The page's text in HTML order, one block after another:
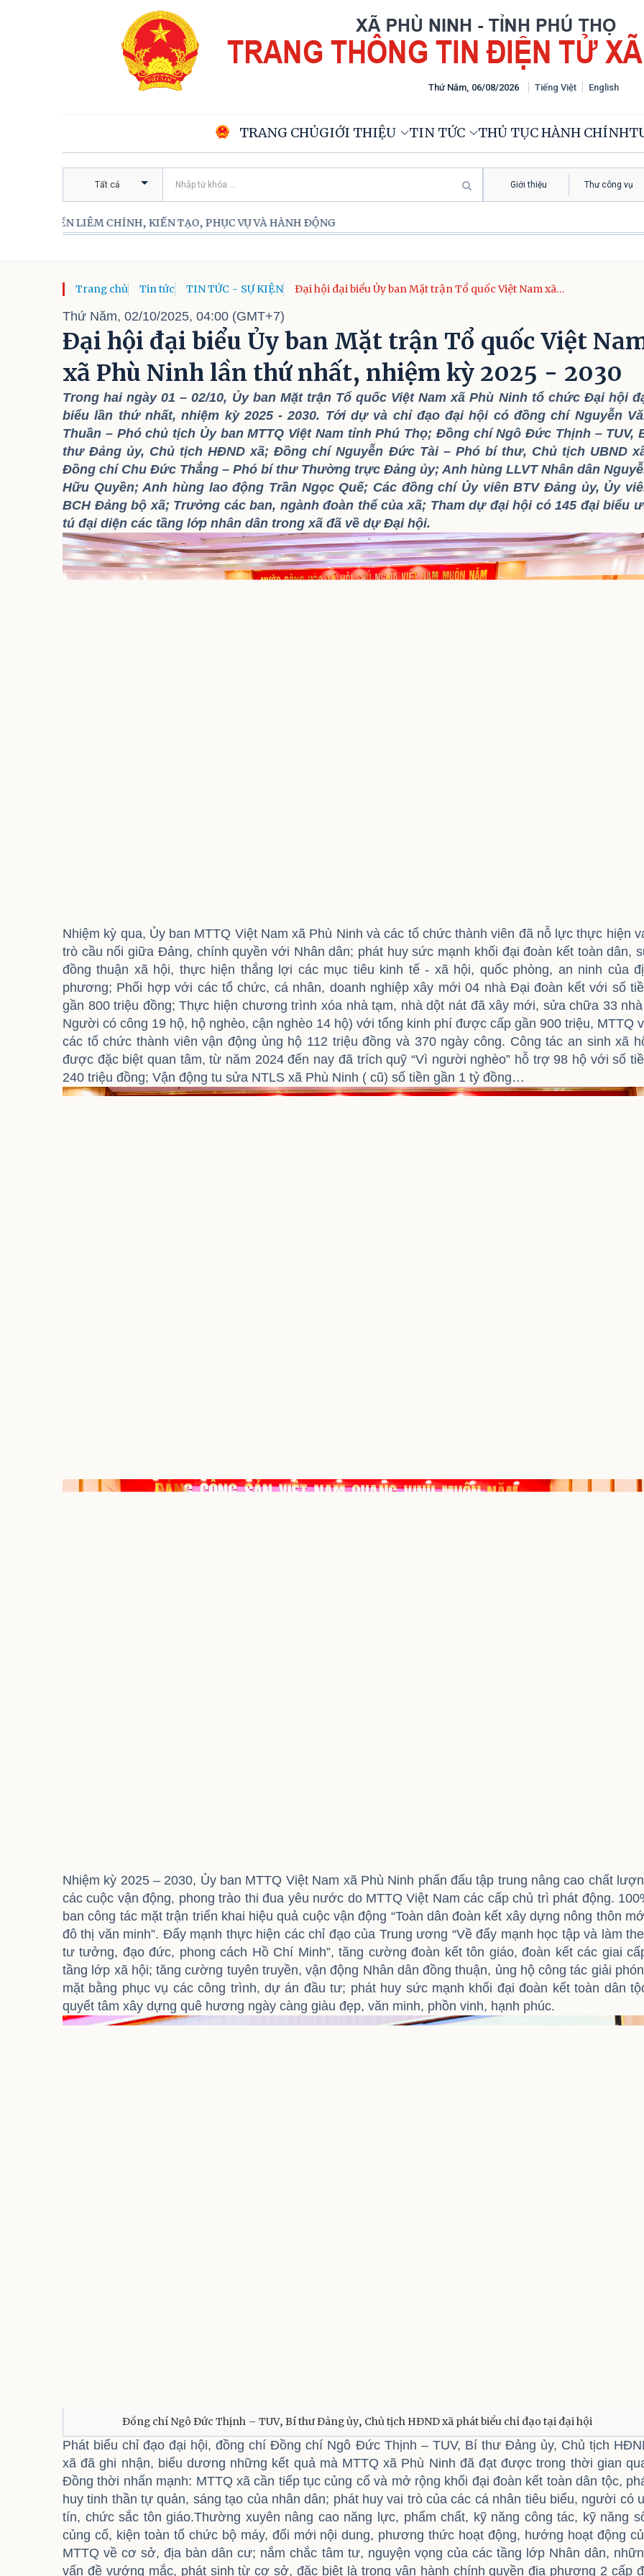
Thứ Năm, 06/08/2026 Tiếng Việt English
TRANG CHỦGIỚI THIỆU TIN TỨC THỦ TỤC HÀNH CHÍNH
Tất cả Giới thiệu Thư công vụ
LIÊM CHÍNH, KIẾN TẠO, PHỤC VỤ VÀ HÀNH ĐỘNG
Trang chủ Tin tức TIN TỨC - SỰ KIỆN
Đại hội đại biểu Ủy ban Mặt trận Tổ quốc Việt Nam xã
Thứ Năm, 02/10/2025, 04:00 (GMT+7)
Đại hội đại biểu Ủy ban Mặt trận Tổ quốc Việt
xã Phù Ninh lần thứ nhất, nhiệm kỳ 2025 - 2030
Trong hai ngày 01 – 02/10, Ủy ban Mặt trận Tổ quốc Việt Nam xã Phù Ninh tổ chức Đại hội
biểu lần thứ nhất, nhiệm kỳ 2025 - 2030. Tới dự và chỉ đạo đại hội có đồng chí Nguyễn
Thuần – Phó chủ tịch Ủy ban MTTQ Việt Nam tỉnh Phú Thọ; Đồng chí Ngô Đức Thịnh – TUV,
thư Đảng ủy, Chủ tịch HĐND xã; Đồng chí Nguyễn Đức Tài – Phó bí thư, Chủ tịch UBND
Đồng chí Chu Đức Thắng – Phó bí thư Thường trực Đảng ủy; Anh hùng LLVT Nhân dân
Hữu Quyền; Anh hùng lao động Trần Ngọc Quế; Các đồng chí Ủy viên BTV Đảng ủy, Ủy
BCH Đảng bộ xã; Trưởng các ban, ngành đoàn thể của xã; Tham dự đại hội có 145 đại biểu
tú đại diện các tầng lớp nhân dân trong xã đã về dự Đại hội.
Nhiệm kỳ qua, Ủy ban MTTQ Việt Nam xã Phù Ninh và các tổ chức thành viên đã nỗ lực thực hiện
trò cầu nối giữa Đảng, chính quyền với Nhân dân; phát huy sức mạnh khối đại đoàn kết toàn dân,
đồng thuận xã hội, thực hiện thắng lợi các mục tiêu kinh tế - xã hội, quốc phòng, an ninh của
phương; Phối hợp với các tổ chức, cá nhân, doanh nghiệp xây mới 04 nhà Đại đoàn kết với số
gần 800 triệu đồng; Thực hiện chương trình xóa nhà tạm, nhà dột nát đã xây mới, sửa chữa 33
Người có công 19 hộ, hộ nghèo, cận nghèo 14 hộ) với tổng kinh phí được cấp gần 900 triệu, MTTQ
các tổ chức thành viên vận động ủng hộ 112 triệu đồng và 370 ngày công. Công tác an sinh xã
được đặc biệt quan tâm, từ năm 2024 đến nay đã trích quỹ “Vì người nghèo” hỗ trợ 98 hộ với số
240 triệu đồng; Vận động tu sửa NTLS xã Phù Ninh ( cũ) số tiền gần 1 tỷ đồng…
Nhiệm kỳ 2025 – 2030, Ủy ban MTTQ Việt Nam xã Phù Ninh phấn đấu tập trung nâng cao chất
các cuộc vận động, phong trào thi đua yêu nước do MTTQ Việt Nam các cấp chủ trì phát động.
ban công tác mặt trận triển khai hiệu quả cuộc vận động “Toàn dân đoàn kết xây dựng nông thôn
đô thị văn minh”. Đẩy mạnh thực hiện các chỉ đạo của Trung ương “Về đẩy mạnh học tập và làm
tư tưởng, đạo đức, phong cách Hồ Chí Minh”, tăng cường đoàn kết tôn giáo, đoàn kết các giai
tầng lớp xã hội; tăng cường tuyên truyền, vận động Nhân dân đồng thuận, ủng hộ công tác giải
mặt bằng phục vụ các công trình, dự án đầu tư; phát huy sức mạnh khối đại đoàn kết toàn dân
quyết tâm xây dựng quê hương ngày càng giàu đẹp, văn minh, phồn vinh, hạnh phúc.
Đồng chí Ngô Đức Thịnh – TUV, Bí thư Đảng ủy, Chủ tịch HĐND xã phát biểu chỉ đạo tại đại hội
Phát biểu chỉ đạo đại hội, đồng chí Đồng chí Ngô Đức Thịnh – TUV, Bí thư Đảng ủy, Chủ tịch
xã đã ghi nhận, biểu dương những kết quả mà MTTQ xã Phù Ninh đã đạt được trong thời gian
Đồng thời nhấn mạnh: MTTQ xã cần tiếp tục củng cố và mở rộng khối đại đoàn kết toàn dân tộc,
huy tinh thần tự quản, sáng tạo của nhân dân; phát huy vai trò của các cá nhân tiêu biểu, người có
tín, chức sắc tôn giáo.Thường xuyên nâng cao năng lực, phẩm chất, kỹ năng công tác, kỹ năng
củng cố, kiện toàn tổ chức bộ máy, đổi mới nội dung, phương thức hoạt động, hướng hoạt động
MTTQ về cơ sở, địa bàn dân cư; nắm chắc tâm tư, nguyện vọng của các tầng lớp Nhân dân,
vấn đề vướng mắc, phát sinh từ cơ sở, đặc biệt là trong vận hành chính quyền địa phương 2 cấp